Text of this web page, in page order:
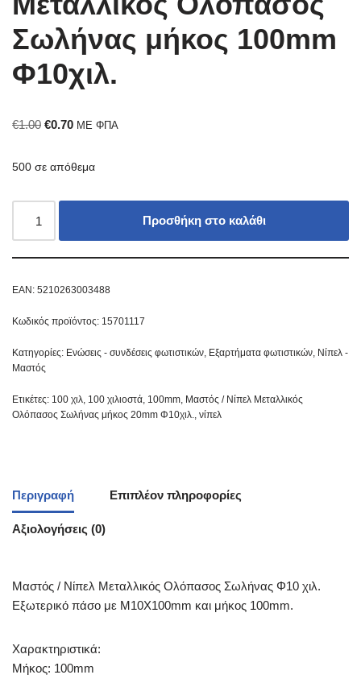
Σωλήνας μήκος 100mm
Φ10χιλ.
€1.00 €0.70 ΜΕ ΦΠΑ
500 σε απόθεμα
Προσθήκη στο καλάθι
EAN: 5210263003488
Κωδικός προϊόντος: 15701117
Κατηγορίες: Ενώσεις - συνδέσεις φωτιστικών, Εξαρτήματα φωτιστικών, Νίπελ -
Μαστός
Ετικέτες: 100 χιλ, 100 χιλιοστά, 100mm, Μαστός / Νίπελ Μεταλλικός
Ολόπασος Σωλήνας μήκος 20mm Φ10χιλ., νίπελ
Περιγραφή Επιπλέον πληροφορίες
Αξιολογήσεις (0)
Μαστός / Νίπελ Μεταλλικός Ολόπασος Σωλήνας Φ10 χιλ.
Εξωτερικό πάσο με Μ10Χ100mm και μήκος 100mm.
Χαρακτηριστικά:
Μήκος: 100mm